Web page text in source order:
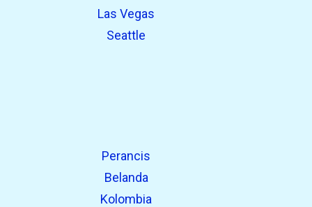
Las Vegas
Seattle
Perancis
Belanda
Kolombia